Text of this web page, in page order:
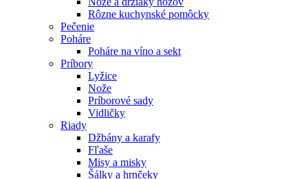
Rôzne kuchynské pomôcky
Pečenie
Poháre
Poháre na víno a sekt
Príbory
Lyžice
Nože
Príborové sady
Vidličky
Riady
Džbány a karafy
Fľaše
Misy a misky
Šálky a hrnčeky